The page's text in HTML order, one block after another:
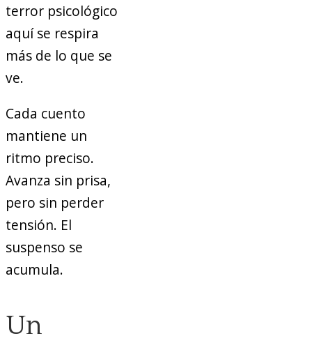
terror psicológico
aquí se respira
más de lo que se
ve.
Cada cuento
mantiene un
ritmo preciso.
Avanza sin prisa,
pero sin perder
tensión. El
suspenso se
acumula.
Un